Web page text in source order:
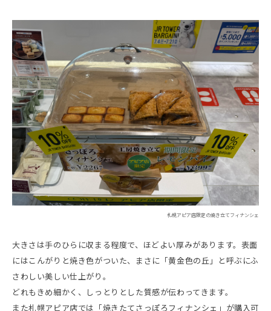
札幌アピア店限定の焼き立てフィナンシェ
大きさは手のひらに収まる程度で、ほどよい厚みがあります。表面
にはこんがりと焼き色がついた、まさに「黄金色の丘」と呼ぶにふ
さわしい美しい仕上がり。
どれもきめ細かく、しっとりとした質感が伝わってきます。
また札幌アピア店では「焼きたてさっぽろフィナンシェ」が購入可